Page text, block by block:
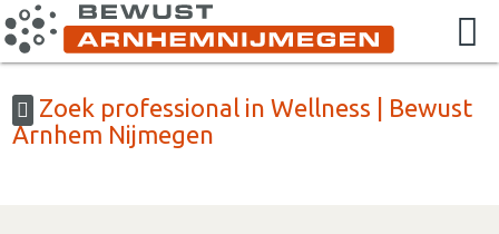
Zoek professional in Wellness | Bewust
Arnhem Nijmegen